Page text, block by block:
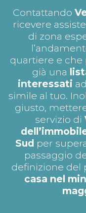
Contattando
ricevere
di zona
quartiere e che
già una
interessati
simile al tuo.
giusto,
servizio di
Sud per
passaggio
definizione del
casa nel